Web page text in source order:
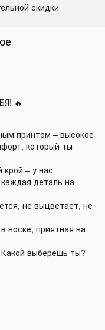
скидки
🔥
принтом – высокое
который ты
– у нас
деталь на
не выцветает, не
носке, приятная на
выберешь ты?